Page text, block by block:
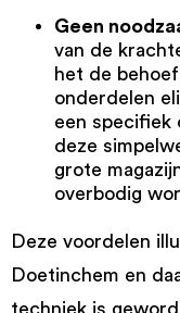
Geen
van de
het de
onderdelen
een specifiek
deze
grote
overbodig
Deze voordelen
Doetinchem en
techniek is